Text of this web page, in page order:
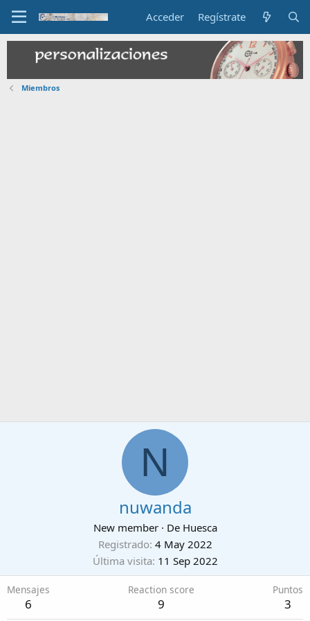
Acceder Regístrate
Miembros
N
nuwanda
New member · De Huesca
Registrado 4 May 2022
Última visita 11 Sep 2022
Mensajes
6
Reaction score
9
Puntos
3